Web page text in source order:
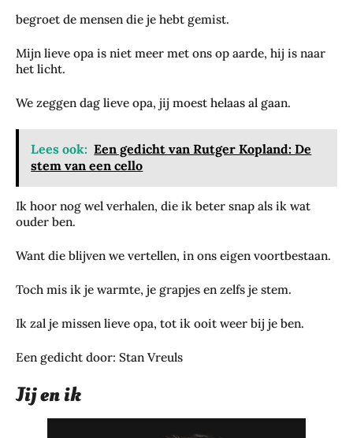
begroet de mensen die je hebt gemist.
Mijn lieve opa is niet meer met ons op aarde, hij is naar
het licht.
We zeggen dag lieve opa, jij moest helaas al gaan.
Lees ook: Een gedicht van Rutger Kopland: De
stem van een cello
Ik hoor nog wel verhalen, die ik beter snap als ik wat
ouder ben.
Want die blijven we vertellen, in ons eigen voortbestaan.
Toch mis ik je warmte, je grapjes en zelfs je stem.
Ik zal je missen lieve opa, tot ik ooit weer bij je ben.
Een gedicht door: Stan Vreuls
Jij en ik